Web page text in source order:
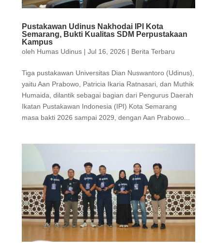
Pustakawan Udinus Nakhodai IPI Kota
Semarang, Bukti Kualitas SDM Perpustakaan
Kampus
oleh Humas Udinus| Jul 16, 2026 | Berita Terbaru
Tiga pustakawan Universitas Dian Nuswantoro (Udinus),
yaitu Aan Prabowo, Patricia Ikaria Ratnasari, dan Muthik
Humaida, dilantik sebagai bagian dari Pengurus Daerah
Ikatan Pustakawan Indonesia (IPI) Kota Semarang
masa bakti 2026 sampai 2029, dengan Aan Prabowo...